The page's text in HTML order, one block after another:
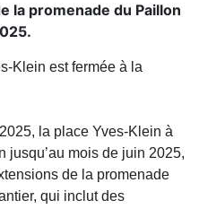
la promenade du Paillon
Klein est fermée à la
la place Yves-Klein à
jusqu’au mois de juin 2025,
de la promenade
qui inclut des